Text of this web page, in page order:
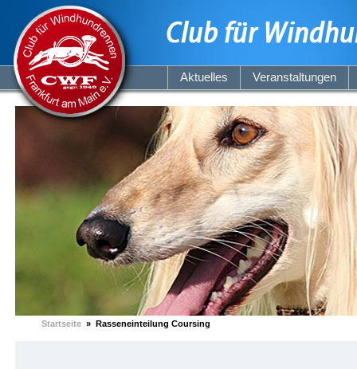
Aktuelles Veranstaltungen
Startseite » Rasseneinteilung Coursing